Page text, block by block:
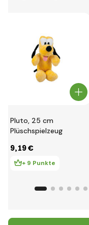
Pluto, 25 cm
Plüschspielzeug
9,19 €
+ 9 Punkte